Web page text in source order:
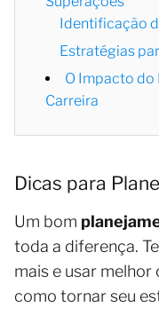
Identificação
Estratégias
O Impacto do
Carreira
Dicas para
Um bom
toda a diferença.
mais e usar
como tornar seu